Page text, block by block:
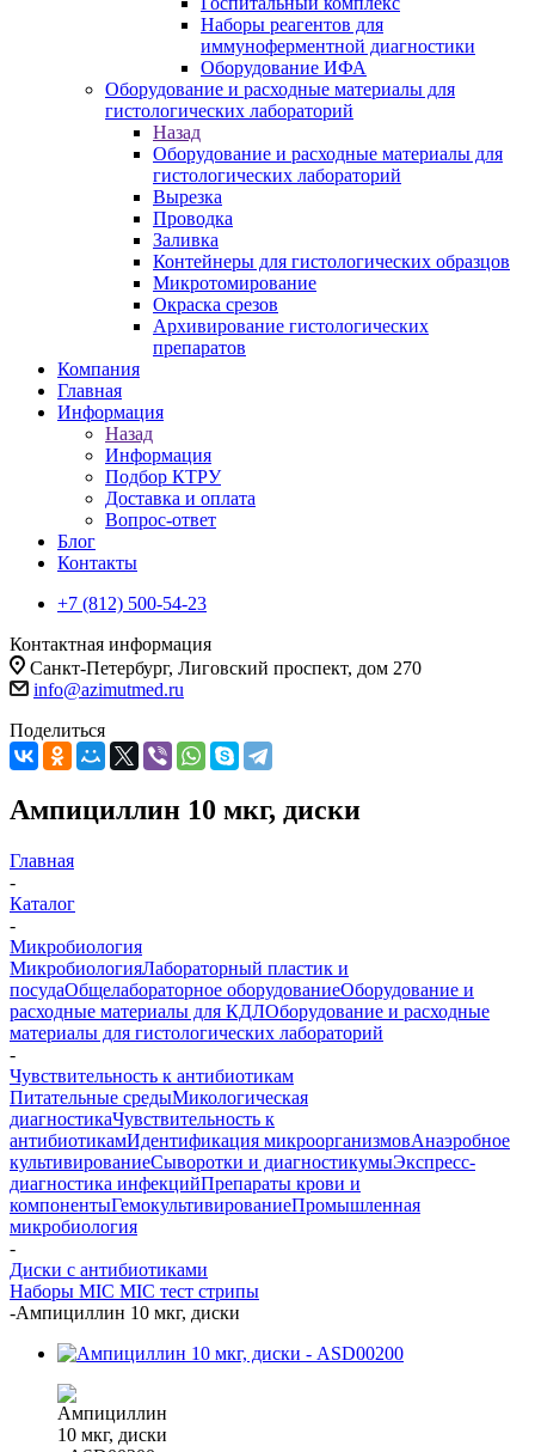
Наборы реагентов для
иммуноферментной диагностики
Оборудование ИФА
Оборудование и расходные материалы для
гистологических лабораторий
Назад
Оборудование и расходные материалы для
гистологических лабораторий
Вырезка
Проводка
Заливка
Контейнеры для гистологических образцов
Микротомирование
Окраска срезов
Архивирование гистологических
препаратов
Компания
Главная
Информация
Назад
Информация
Подбор КТРУ
Доставка и оплата
Вопрос-ответ
Блог
Контакты
+7 (812) 500-54-23
Контактная информация
Санкт-Петербург, Лиговский проспект, дом 270
info@azimutmed.ru
Поделиться
Ампициллин 10 мкг, диски
Главная
-
Каталог
-
Микробиология
МикробиологияЛабораторный пластик и
посудаОбщелабораторное оборудованиеОборудование и
расходные материалы для КДЛОборудование и расходные
материалы для гистологических лабораторий
-
Чувствительность к антибиотикам
Питательные средыМикологическая
диагностикаЧувствительность к
антибиотикамИдентификация микроорганизмовАнаэробное
культивированиеСыворотки и диагностикумыЭкспресс-
диагностика инфекцийПрепараты крови и
компонентыГемокультивированиеПромышленная
микробиология
-
Диски с антибиотиками
Наборы MIC MIC тест стрипы
-Ампициллин 10 мкг, диски